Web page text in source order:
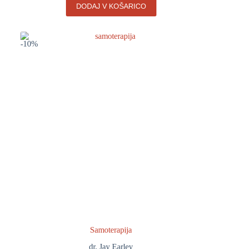
DODAJ V KOŠARICO
-10%
Samoterapija
dr. Jay Earley